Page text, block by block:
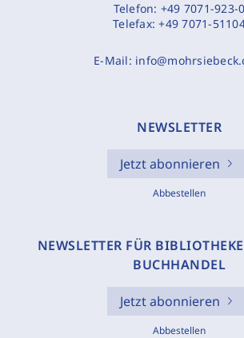
Telefon: +49 7071-923-0
Telefax:+49 7071-
E-Mail:
NEWSLETTER
Jetzt abonnieren
Abbestellen
NEWSLETTER FÜR
BUCHHANDEL
Jetzt abonnieren
Abbestellen